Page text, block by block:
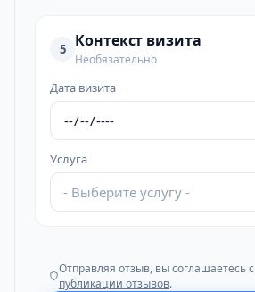
5 Контекст визита
Необязательно
Дата визита
Услуга
- Выберите услугу -
Отправляя отзыв, вы соглашаетесь с
публикации отзывов.